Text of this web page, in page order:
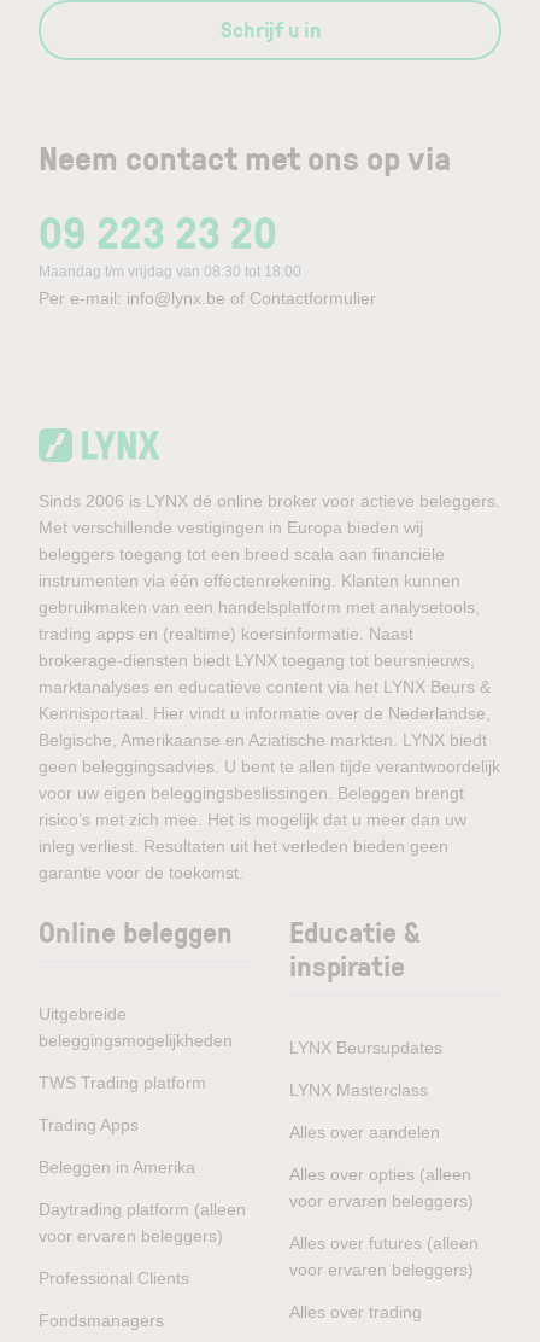
Neem contact met ons op via
09 223 23 20
Maandag t/m vrijdag van 08:30 tot 18:00
Per e-mail: info@lynx.be of Contactformulier
Schrijf u in
Sinds 2006 is LYNX dé online broker voor actieve beleggers.
Met verschillende vestigingen in Europa bieden wij
beleggers toegang tot een breed scala aan financiële
instrumenten via één effectenrekening. Klanten kunnen
gebruikmaken van een handelsplatform met analysetools,
trading apps en (realtime) koersinformatie. Naast
brokerage-diensten biedt LYNX toegang tot beursnieuws,
marktanalyses en educatieve content via het LYNX Beurs &
Kennisportaal. Hier vindt u informatie over de Nederlandse,
Belgische, Amerikaanse en Aziatische markten. LYNX biedt
geen beleggingsadvies. U bent te allen tijde verantwoordelijk
voor uw eigen beleggingsbeslissingen. Beleggen brengt
risico’s met zich mee. Het is mogelijk dat u meer dan uw
inleg verliest. Resultaten uit het verleden bieden geen
garantie voor de toekomst.
Online beleggen
Uitgebreide
beleggingsmogelijkheden
TWS Trading platform
Trading Apps
Beleggen in Amerika
Daytrading platform (alleen
voor ervaren beleggers)
Professional Clients
Fondsmanagers
Educatie &
inspiratie
LYNX Beursupdates
LYNX Masterclass
Alles over aandelen
Alles over opties (alleen
voor ervaren beleggers)
Alles over futures (alleen
voor ervaren beleggers)
Alles over trading